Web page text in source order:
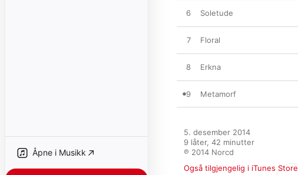
Åpne i Musikk
6 Soletude
7 Floral
8 Erkna
9 Metamorf
5. desember 2014
9 låter, 42 minutter
℗ 2014 Norcd
Også tilgjengelig i iTunes Store